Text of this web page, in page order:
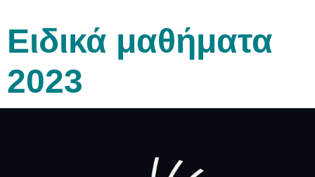
Ειδικά μαθήματα
2023